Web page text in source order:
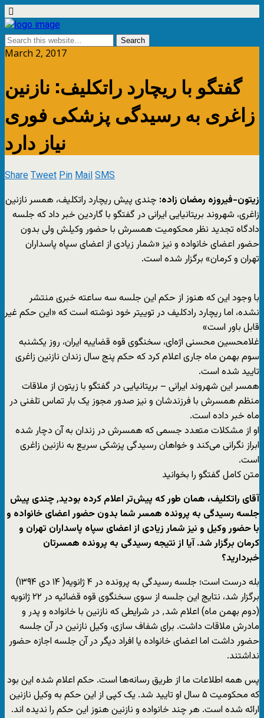
March 2, 2017
گفتگو با ریچارد راتکلیف: نازنین
زاغری به رسیدگی پزشکی فوری
نیاز دارد
ShareTweetPinMailSMS
زیتون-فیروزه رمضان زاده: چندی پیش ریچارد راتکلیف، همسر نازنین
زاغری، شهروند بریتانیایی ایرانی در گفتگو با گاردین خبر داد که جلسه
دادگاه تجدید نظر محکومیت همسرش با حضور وکیلش ولی بدون
حضور اعضای خانواده و نیز «شمار زیادی از اعضای سپاه پاسداران
تهران و کرمان» برگزار شده ‌است.
با وجود این که هنوز از حکم این جلسه سه ساعته خبری منتشر
نشده، اما ریچارد رادکلیف در توییتر خود نوشته است که «این حکم غیر
قابل باور است»
غلامحسین محسنی اژه‌ای، سخنگوی قوه قضاییه ایران، روز یکشنبه
سوم بهمن ماه جاری اعلام کرد که حکم پنج سال زندان نازنین زاغری
تایید شده است.
همسر این شهروند ایرانی – بریتانیایی در گفتگو با زیتون از ملاقات
منظم همسرش با فرزندشان و نیز صدور مجوز یک بار تماس تلفنی در
ماه خبر داده است.
او از مشکلات متعدد جسمی که همسرش در زندان به آن دچار شده
ابراز نگرانی می‌کند و خواهان رسیدگی پزشکی سریع به نازنین زاغری
است.
متن کامل گفتگو را بخوانید
آقای راتکلیف، همان طور که پیش‌تر اعلام کرده بودید٬ چندی پیش
جلسه رسیدگی به پرونده همسر شما بدون حضور اعضای خانواده و
با حضور وکیل و نیز شمار زیادی از اعضای سپاه پاسداران تهران و
کرمان برگزار شد. آیا از نتیجه رسیدگی به پرونده همسرتان
خبردارید؟
بله درست است؛ جلسه رسیدگی به پرونده در ۴ ژانویه( ۱۴ دی ۱۳۹۴)
برگزار شد، نتایج این جلسه از سوی سخنگوی قوه قضائیه در ۲۲ ژانویه
(دوم بهمن ماه) اعلام شد٬ در شرایطی که نازنین با خانواده و پدر و
مادرش ملاقات داشت. برای شفاف سازی، وکیل نازنین در آن جلسه
حضور داشت اما اعضای خانواده یا افراد دیگر در آن جلسه اجازه حضور
نداشتند.
پس همه اطلاعات ما از طریق رسانه‌ها است. حکم اعلام شده این بود
که محکومیت ۵ سال او تایید شد. یک کپی از این حکم به وکیل نازنین
ارائه شده است. هر چند خانواده و نازنین هنوز این حکم را ندیده اند.